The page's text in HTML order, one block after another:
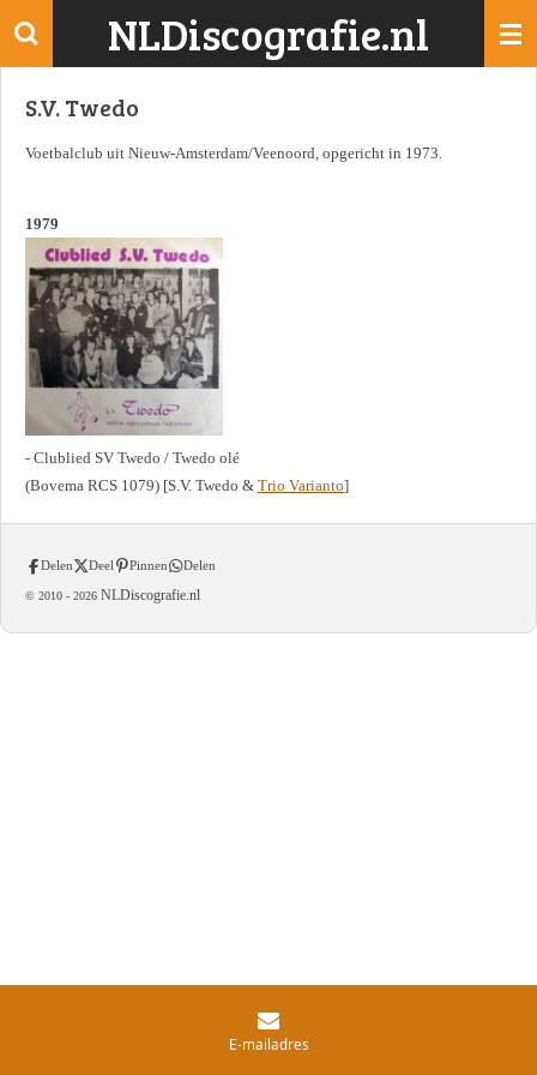
Ga
de
NLDiscografie.nl
S.V. Twedo
Voetbalclub uit Nieuw-Amsterdam/Veenoord, opgericht in 1973.
1979
- Clublied SV Twedo / Twedo olé
(Bovema RCS 1079) [S.V. Twedo & Trio Varianto]
Delen Deel Pinnen Delen
© 2010 - 2026 NLDiscografie.nl
E-mailadres